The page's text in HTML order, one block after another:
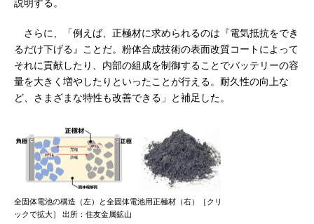
説明する。
さらに、「例えば、正極材に求められるのは『電気抵抗をでき
るだけ下げる』ことだ。粉体合成技術の表面改質コートによって
それに貢献したり、内部の組成を制御することでバッテリーの容
量を大きく増やしたりといったことが行える。耐久性の向上な
ど、さまざまな特性も改善できる」と補足した。
全固体電池の構造（左）と全固体電池用正極材（右）［クリ
ックで拡大］ 出所：住友金属鉱山